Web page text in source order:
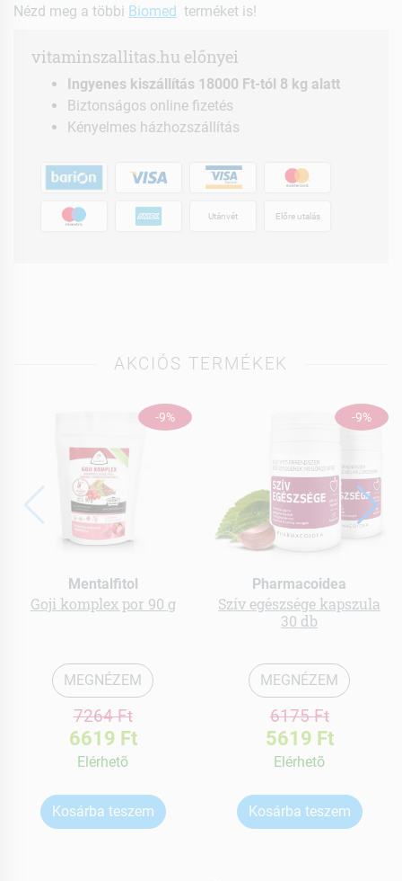
Nézd meg a többi Biomed terméket is!
vitaminszallitas.hu előnyei
Ingyenes kiszállítás 18000 Ft-tól 8 kg alatt
Biztonságos online fizetés
Kényelmes házhozszállítás
Utánvét Előre utalás
AKCIÓS TERMÉKEK
-9%
Mentalfitol
Goji komplex por 90 g
MEGNÉZEM
7264 Ft
6619 Ft
Elérhetõ
Kosárba teszem
-9%
Pharmacoidea
Szív egészsége kapszula
30 db
MEGNÉZEM
6175 Ft
5619 Ft
Elérhetõ
Kosárba teszem